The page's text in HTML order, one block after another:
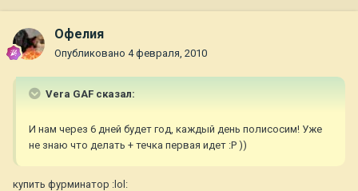
Офелия
Опубликовано 4 февраля, 2010
Vera GAF сказал:
И нам через 6 дней будет год, каждый день полисосим! Уже
не знаю что делать + течка первая идет :P ))
купить фурминатор :lol: